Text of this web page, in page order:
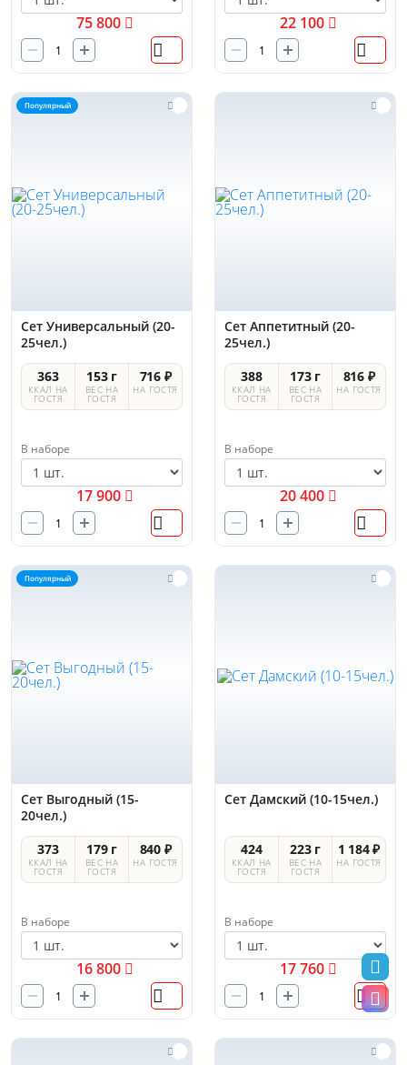
75 800 22 100
Популярный
Сет Универсальный (20-
25чел.)
363
ККАЛ НА
ГОСТЯ
153 г
ВЕС НА
ГОСТЯ
716 ₽
НА ГОСТЯ
В наборе
17 900
Сет Аппетитный (20-
25чел.)
388
ККАЛ НА
ГОСТЯ
173 г
ВЕС НА
ГОСТЯ
816 ₽
НА ГОСТЯ
В наборе
20 400
Популярный
Сет Выгодный (15-
20чел.)
373
ККАЛ НА
ГОСТЯ
179 г
ВЕС НА
ГОСТЯ
840 ₽
НА ГОСТЯ
В наборе
16 800
Сет Дамский (10-15чел.)
424
ККАЛ НА
ГОСТЯ
223 г
ВЕС НА
ГОСТЯ
1 184 ₽
НА ГОСТЯ
В наборе
17 760